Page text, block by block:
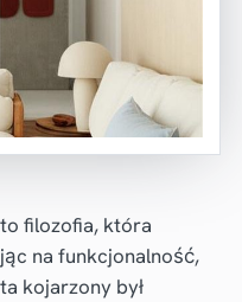
filozofia, która
na funkcjonalność,
kojarzony był